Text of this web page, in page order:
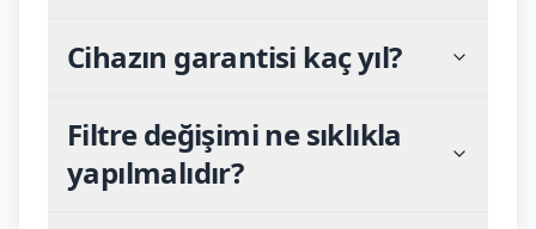
Cihazın garantisi kaç yıl?
Filtre değişimi ne sıklıkla
yapılmalıdır?